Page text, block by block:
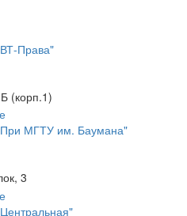
Права"
(корп.1)
МГТУ им. Баумана"
3